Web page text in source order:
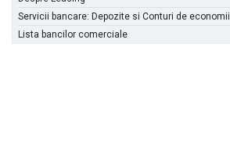
Servicii bancare: Depozite si Conturi de economii
Lista bancilor comerciale